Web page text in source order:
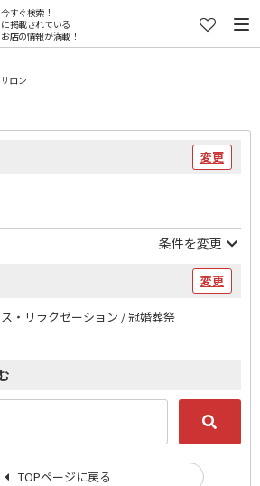
すぐ検索！
掲載されている
店の情報が満載！
ロン
変更
条件を変更
変更
・リラクゼーション / 冠婚葬祭
TOPページに戻る